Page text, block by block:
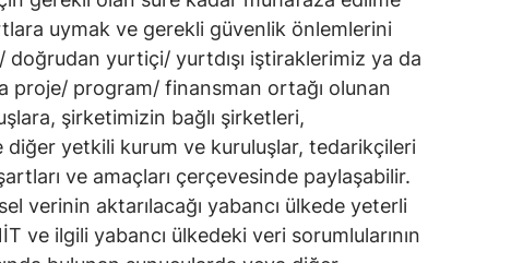
uymak ve gerekli güvenlik önlemlerini
doğrudan yurtiçi/ yurtdışı iştiraklerimiz ya da
proje/ program/ finansman ortağı olunan
şirketimizin bağlı şirketleri,
diğer yetkili kurum ve kuruluşlar, tedarikçileri
ve amaçları çerçevesinde paylaşabilir.
verinin aktarılacağı yabancı ülkede yeterli
ve ilgili yabancı ülkedeki veri sorumlularının